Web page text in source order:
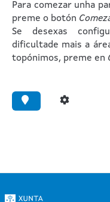
Para comezar unha
preme o botón
Se desexas
dificultade mais a
topónimos, preme en